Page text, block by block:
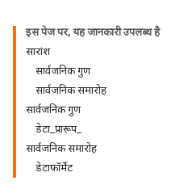
इस पेज पर, यह जानकारी उपलब्ध है
सारांश
सार्वजनिक गुण
सार्वजनिक समारोह
सार्वजनिक गुण
डेटा_प्रारूप_
सार्वजनिक समारोह
डेटाफ़ॉर्मेट